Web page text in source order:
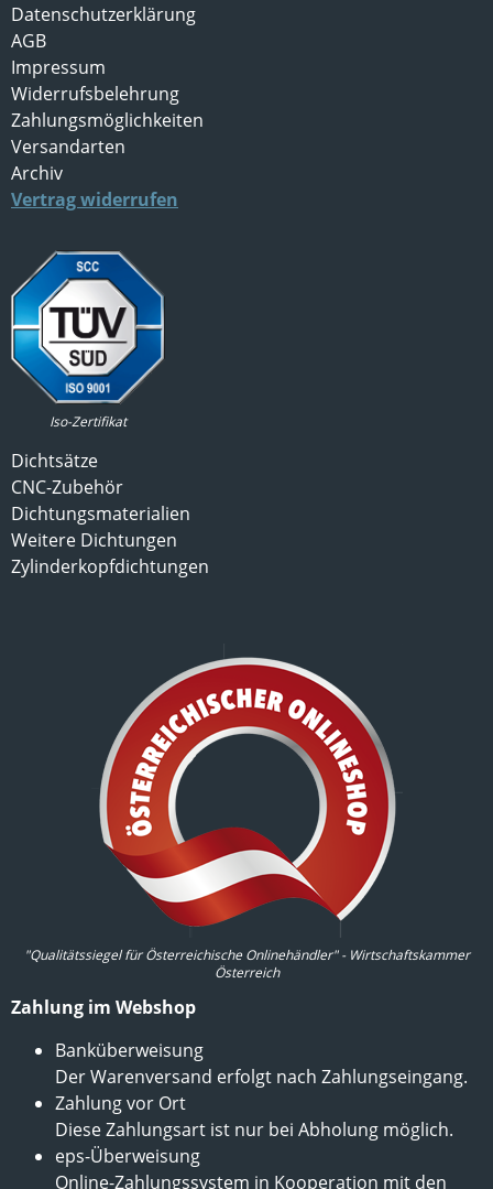
Datenschutzerklärung
AGB
Impressum
Widerrufsbelehrung
Zahlungsmöglichkeiten
Versandarten
Archiv
Vertrag widerrufen
Iso-Zertifikat
Dichtsätze
CNC-Zubehör
Dichtungsmaterialien
Weitere Dichtungen
Zylinderkopfdichtungen
"Qualitätssiegel für Österreichische Onlinehändler" - Wirtschaftskammer
Österreich
Zahlung im Webshop
Banküberweisung
Der Warenversand erfolgt nach Zahlungseingang.
Zahlung vor Ort
Diese Zahlungsart ist nur bei Abholung möglich.
eps-Überweisung
Online-Zahlungssystem in Kooperation mit den